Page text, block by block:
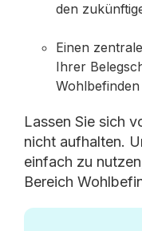
den
Einen
Ihrer
Lassen Sie sich
nicht aufhalten.
einfach zu
Bereich